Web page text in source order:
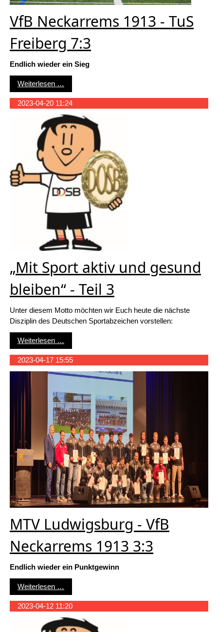
VfB Neckarrems 1913 - TuS
Freiberg 7:3
Endlich wieder ein Sieg
Weiterlesen …
2023-04-20 11:24
„Mit Sport aktiv und gesund
bleiben“ - Teil 3
Unter diesem Motto möchten wir Euch heute die nächste
Disziplin des Deutschen Sportabzeichen vorstellen:
Weiterlesen …
2023-04-17 15:55
MTV Ludwigsburg - VfB
Neckarrems 1913 3:3
Endlich wieder ein Punktgewinn
Weiterlesen …
2023-04-12 11:20